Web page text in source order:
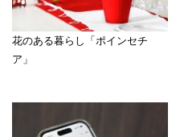
花のある暮らし「ポインセチ
ア」